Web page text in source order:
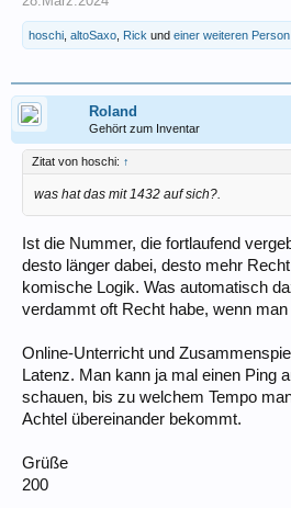
hoschi altoSaxo Rick und einer weiteren Person
Roland
Gehört zum Inventar
Zitat von hoschi: ↑
was hat das mit 1432 auf sich?.
Ist die Nummer, die fortlaufend
desto länger dabei, desto mehr
komische Logik. Was automatisch
verdammt oft Recht habe, wenn
Online-Unterricht und
Latenz. Man kann ja mal einen Ping
schauen, bis zu welchem Tempo
Achtel übereinander bekommt.
Grüße
200